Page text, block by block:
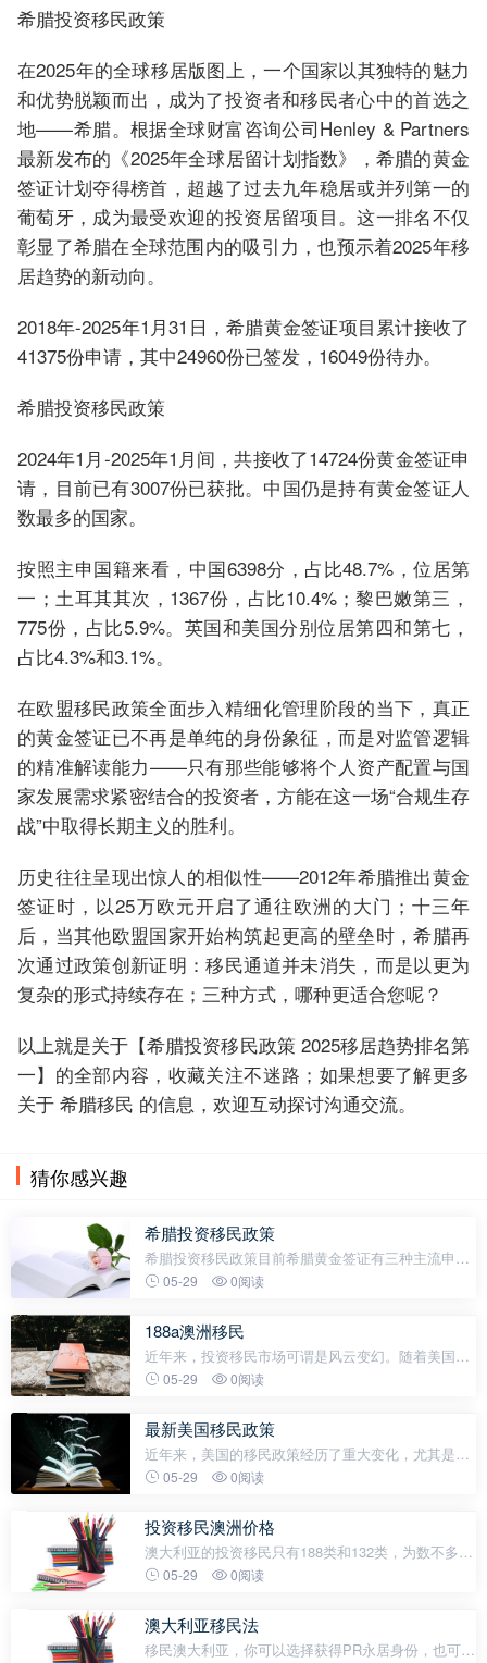
希腊投资移民政策
在2025年的全球移居版图上，一个国家以其独特的魅力
和优势脱颖而出，成为了投资者和移民者心中的首选之
地——希腊。根据全球财富咨询公司Henley & Partners
最新发布的《2025年全球居留计划指数》，希腊的黄金
签证计划夺得榜首，超越了过去九年稳居或并列第一的
葡萄牙，成为最受欢迎的投资居留项目。这一排名不仅
彰显了希腊在全球范围内的吸引力，也预示着2025年移
居趋势的新动向。
2018年-2025年1月31日，希腊黄金签证项目累计接收了
41375份申请，其中24960份已签发，16049份待办。
希腊投资移民政策
2024年1月-2025年1月间，共接收了14724份黄金签证申
请，目前已有3007份已获批。中国仍是持有黄金签证人
数最多的国家。
按照主申国籍来看，中国6398分，占比48.7%，位居第
一；土耳其其次，1367份，占比10.4%；黎巴嫩第三，
775份，占比5.9%。英国和美国分别位居第四和第七，
占比4.3%和3.1%。
在欧盟移民政策全面步入精细化管理阶段的当下，真正
的黄金签证已不再是单纯的身份象征，而是对监管逻辑
的精准解读能力——只有那些能够将个人资产配置与国
家发展需求紧密结合的投资者，方能在这一场“合规生存
战”中取得长期主义的胜利。
历史往往呈现出惊人的相似性——2012年希腊推出黄金
签证时，以25万欧元开启了通往欧洲的大门；十三年
后，当其他欧盟国家开始构筑起更高的壁垒时，希腊再
次通过政策创新证明：移民通道并未消失，而是以更为
复杂的形式持续存在；三种方式，哪种更适合您呢？
以上就是关于【希腊投资移民政策 2025移居趋势排名第
一】的全部内容，收藏关注不迷路；如果想要了解更多
关于 希腊移民 的信息，欢迎互动探讨沟通交流。
猜你感兴趣
希腊投资移民政策
希腊投资移民政策目前希腊黄金签证有三种主流申请
方式——购房、基金投资、银行存款，到底哪种适合
证实行“三轨并行”政策，即申请
05-29 0阅读
188a澳洲移民
近年来，投资移民市场可谓是风云变幻。随着美国排
期问题日益严峻，加拿大投资移民申请暂停，更多投
亚。而澳洲创业移民188A签证凭
05-29 0阅读
最新美国移民政策
近年来，美国的移民政策经历了重大变化，尤其是在
新总统上任后，移民法和绿卡持有者的权利受到了更
仅仅是一个法律问题，更关乎他们的
05-29 0阅读
投资移民澳洲价格
澳大利亚的投资移民只有188类和132类，为数不多的
投资移民项目中资金要求最低的自然是188A。188A
个月。签证持有人在澳大利亚完
05-29 0阅读
澳大利亚移民法
移民澳大利亚，你可以选择获得PR永居身份，也可以